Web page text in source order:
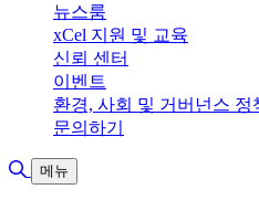
뉴스룸
xCel 지원 및 교육
신뢰 센터
이벤트
환경, 사회 및 거버넌스 정
문의하기
검색 토글
메뉴